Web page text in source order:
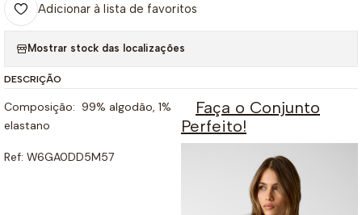
Adicionar à lista de favoritos
Mostrar stock das localizações
DESCRIÇÃO
Composição: 99% algodão, 1%
elastano
Ref: W6GA0DD5M57
Faça o Conjunto
Perfeito!